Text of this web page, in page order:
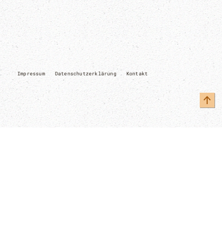
Impressum Datenschutzerklärung Kontakt